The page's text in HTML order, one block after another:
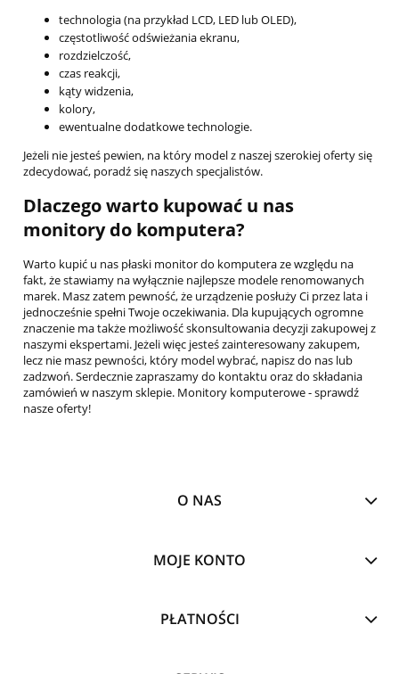
technologia (na przykład LCD, LED lub OLED),
częstotliwość odświeżania ekranu,
rozdzielczość,
czas reakcji,
kąty widzenia,
kolory,
ewentualne dodatkowe technologie.
Jeżeli nie jesteś pewien, na który model z naszej szerokiej oferty się
zdecydować, poradź się naszych specjalistów.
Dlaczego warto kupować u nas
monitory do komputera?
Warto kupić u nas płaski monitor do komputera ze względu na
fakt, że stawiamy na wyłącznie najlepsze modele renomowanych
marek. Masz zatem pewność, że urządzenie posłuży Ci przez lata i
jednocześnie spełni Twoje oczekiwania. Dla kupujących ogromne
znaczenie ma także możliwość skonsultowania decyzji zakupowej z
naszymi ekspertami. Jeżeli więc jesteś zainteresowany zakupem,
lecz nie masz pewności, który model wybrać, napisz do nas lub
zadzwoń. Serdecznie zapraszamy do kontaktu oraz do składania
zamówień w naszym sklepie. Monitory komputerowe - sprawdź
nasze oferty!
O NAS
MOJE KONTO
PŁATNOŚCI